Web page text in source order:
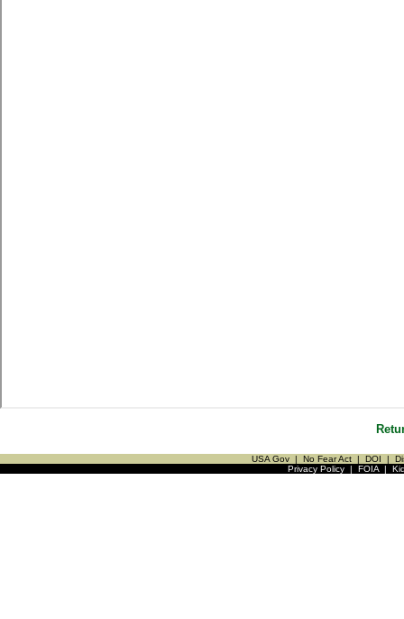
USA Gov | No Fear Act | DOI |
Privacy Policy| FOIA|